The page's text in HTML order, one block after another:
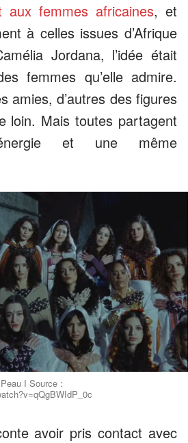
aux femmes africaines, et
à celles issues d’Afrique
Jordana, l’idée était
femmes qu’elle admire.
amies, d’autres des figures
loin. Mais toutes partagent
et une même
I Source :
avoir pris contact avec